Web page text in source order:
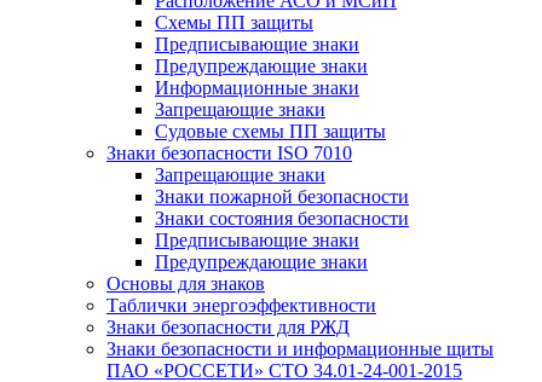
Схемы ПП защиты
Предписывающие знаки
Предупреждающие знаки
Информационные знаки
Запрещающие знаки
Судовые схемы ПП защиты
Знаки безопасности ISO 7010
Запрещающие знаки
Знаки пожарной безопасности
Знаки состояния безопасности
Предписывающие знаки
Предупреждающие знаки
Основы для знаков
Таблички энергоэффективности
Знаки безопасности для РЖД
Знаки безопасности и информационные щиты
ПАО «РОССЕТИ» СТО 34.01-24-001-2015